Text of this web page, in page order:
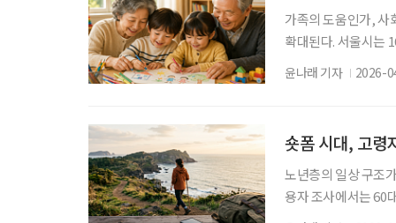
가족의 도움인가, 사
확대된다. 서울시는
대상을 초등학교
제도는 24개월에서
윤나래 기자 2026-
숏폼 시대, 고령
노년층의 일상 구조
용자 조사에서는 60
에서는 60대 이상